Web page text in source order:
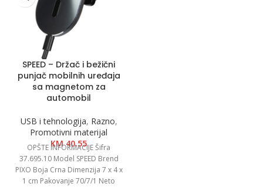
SPEED – Držač i bežični
punjač mobilnih uređaja
sa magnetom za
automobil
USB i tehnologija, Razno,
Promotivni materijal
KM40.55
OPŠTE INFORMACIJE Šifra
37.695.10 Model SPEED Brend
PIXO Boja Crna Dimenzija 7 x 4 x
1 cm Pakovanje 70/7/1 Neto